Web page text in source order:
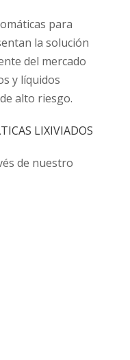
para
la solución
del mercado
y líquidos
alto riesgo.
LIXIVIADOS
de nuestro